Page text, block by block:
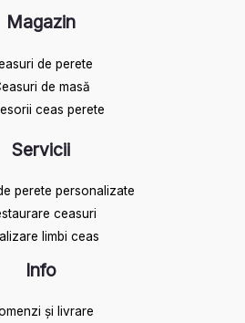
Magazin
de perete
de masă
ceas perete
Servicii
perete personalizate
ceasuri
limbi ceas
Info
și livrare